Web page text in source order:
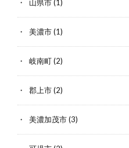
山県市(1)
美濃市(1)
岐南町(2)
郡上市(2)
美濃加茂市(3)